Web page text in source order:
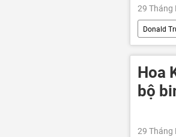
29 Tháng
Donald
Hoa
bộ
29 Tháng